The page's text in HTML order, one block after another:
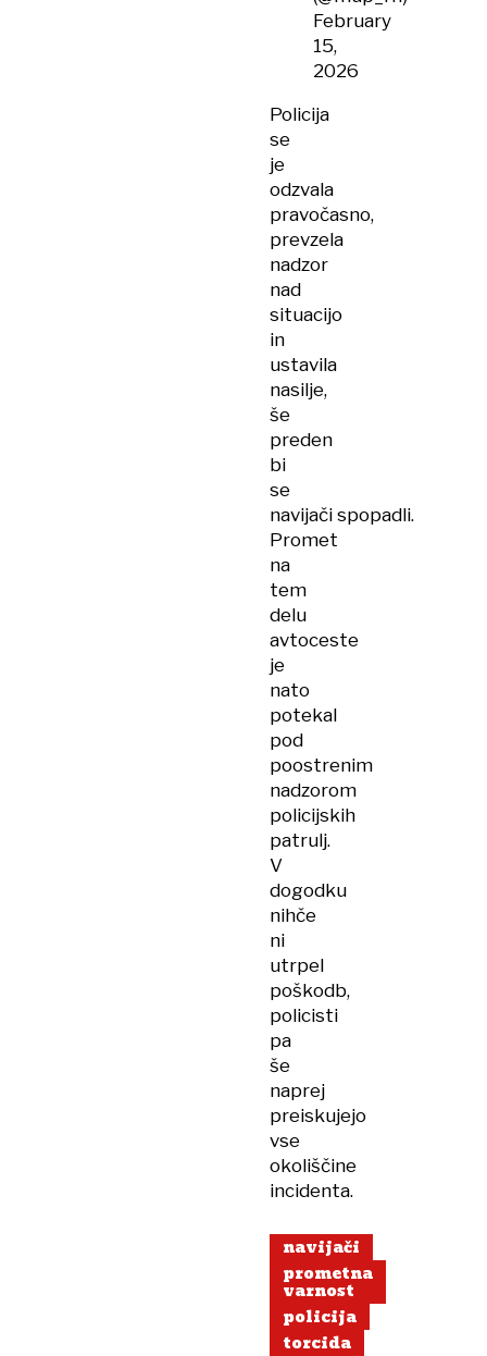
February
15,
2026
Policija
se
je
odzvala
pravočasno,
prevzela
nadzor
nad
situacijo
in
ustavila
nasilje,
še
preden
bi
se
navijači spopadli.
Promet
na
tem
delu
avtoceste
je
nato
potekal
pod
poostrenim
nadzorom
policijskih
patrulj.
V
dogodku
nihče
ni
utrpel
poškodb,
policisti
pa
še
naprej
preiskujejo
vse
okoliščine
incidenta.
navijači
prometna
varnost
policija
torcida